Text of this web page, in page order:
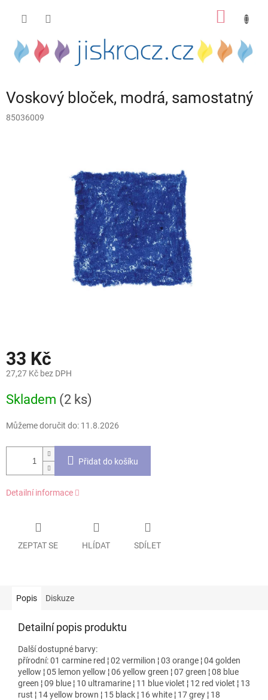
Voskový bloček, modrá, samostatný
85036009
33 Kč
27,27 Kč bez DPH
cena:
Skladem (2 ks)
Můžeme doručit do: 11.8.2026
Přidat do košíku
Detailní informace
ZEPTAT SE HLÍDAT SDÍLET
Popis Diskuze
Detailní popis produktu
Další dostupné barvy:
přírodní: 01 carmine red ¦ 02 vermilion ¦ 03 orange ¦ 04 golden
yellow ¦ 05 lemon yellow ¦ 06 yellow green ¦ 07 green ¦ 08 blue
green ¦ 09 blue ¦ 10 ultramarine ¦ 11 blue violet ¦ 12 red violet ¦ 13
rust ¦ 14 yellow brown ¦ 15 black ¦ 16 white ¦ 17 grey ¦ 18